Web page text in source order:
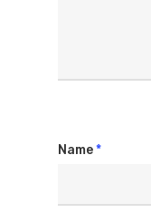
Name*